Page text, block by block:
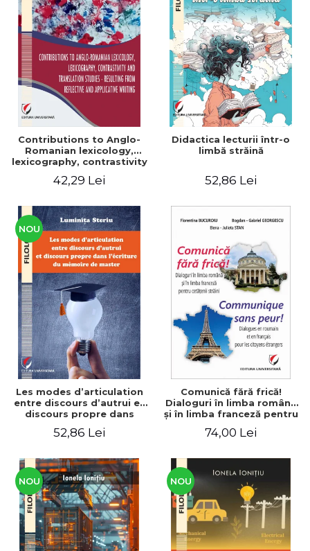
Contributions to Anglo-
Romanian lexicology,
lexicography, contrastivity
Resulting from reflective
42,29 Lei
Didactica lecturii într-o
limbă străină
52,86 Lei
NOU
Les modes d’articulation
entre discours d’autrui et
discours propre dans
master
52,86 Lei
Comunică fără frică!
Dialoguri în limba română
şi în limba franceză pentru
străini/Communique sans
roumain et en français
pour les citoyens
étrangers
74,00 Lei
NOU NOU